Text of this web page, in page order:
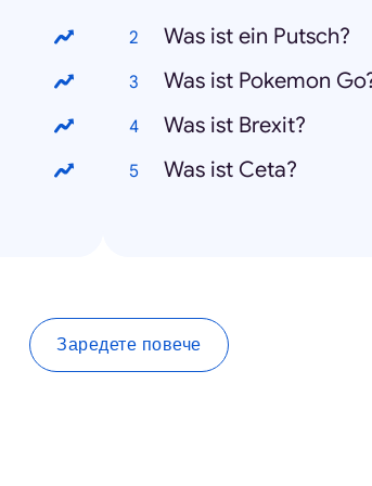
Was ist ein Putsch?
Was ist Pokemon
Was ist Brexit?
Was ist Ceta?
Заредете повече